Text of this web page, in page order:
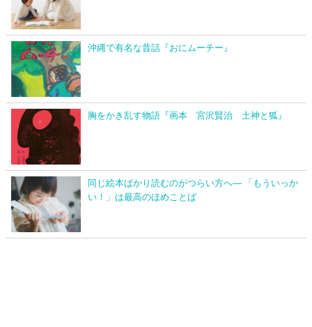
沖縄で有名な昔話『おにムーチー』
胸をかき乱す物語『画本 宮沢賢治 土神と狐』
同じ絵本ばかり読むのがつらい方へ― 「もういっか
い！」は最高のほめことば